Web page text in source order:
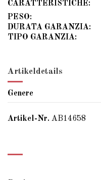
CARATTERISTICHE:
PESO:
DURATA GARANZIA:
TIPO GARANZIA:
Artikeldetails
Genere
Artikel-Nr. AB14658